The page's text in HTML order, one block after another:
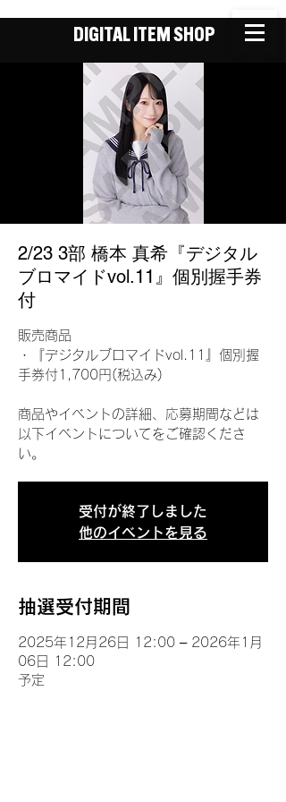
DIGITAL ITEM SHOP
2/23 3部 橋本 真希『デジタル
ブロマイドvol.11』個別握手券
付
販売商品
・『デジタルブロマイドvol.11』個別握
手券付1,700円(税込み)
商品やイベントの詳細、応募期間などは
以下イベントについてをご確認くださ
い。
受付が終了しました
他のイベントを見る
抽選受付期間
2025年12月26日 12:00 – 2026年1月
06日 12:00
予定